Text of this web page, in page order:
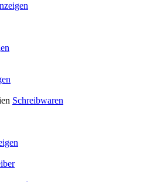
Schreibwaren